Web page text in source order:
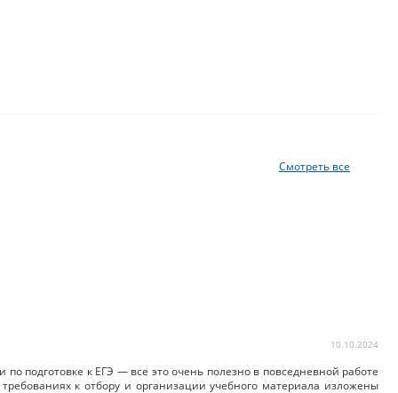
Смотреть все
10.10.2024
подготовке к ЕГЭ — все это очень полезно в повседневной работе
к отбору и организации учебного материала изложены